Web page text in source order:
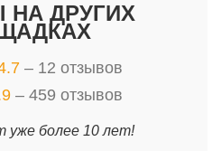
ДРУГИХ
– 12 отзывов
– 459 отзывов
уже более 10 лет!